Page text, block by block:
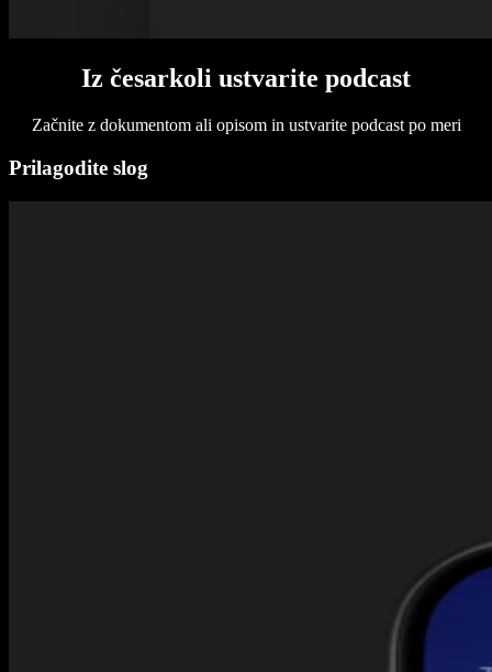
Iz česarkoli ustvarite podcast
Začnite z dokumentom ali opisom in ustvarite podcast po meri
Prilagodite slog